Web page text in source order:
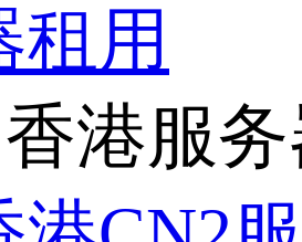
租用
港服